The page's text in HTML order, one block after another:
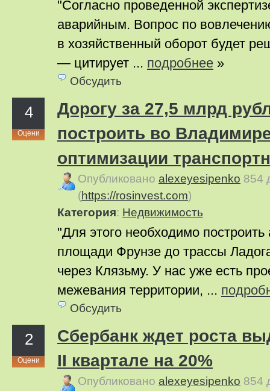
"Согласно проведенной
аварийным. Вопрос по
в хозяйственный оборот будет
— цитирует ... подробнее »
Обсудить
4
Оцени
Дорогу за 27,5 млрд
построить во
оптимизации
Опубликовано alexeyesipenko 854
(https://rosinvest.com)
Категория: Недвижимость
"Для этого необходимо построить
площади Фрунзе до трассы
через Клязьму. У нас уже есть
межевания территории, ...
Обсудить
2
Оцени
Сбербанк ждет роста
II квартале на 20%
Опубликовано alexeyesipenko 854